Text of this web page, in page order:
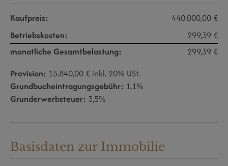
Kaufpreis:
440.000,00 €
Betriebskosten:
299,39 €
monatliche Gesamtbelastung:
299,39 €
Provision: 15.840,00 € inkl. 20% USt.
Grundbucheintragungsgebühr: 1,1%
Grunderwerbsteuer: 3,5%
Basisdaten zur Immobilie